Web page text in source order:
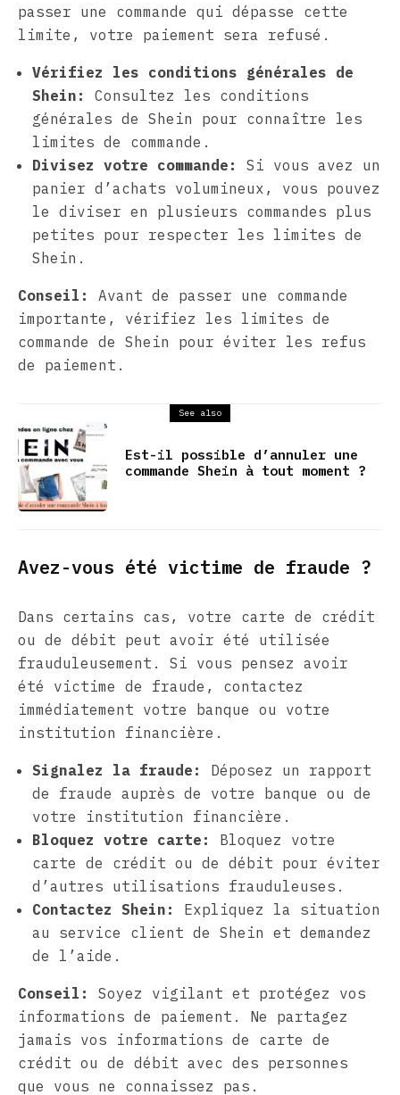
passer une commande qui dépasse cette
limite, votre paiement sera refusé.
Vérifiez les conditions générales de
Shein:
Consultez les conditions
générales de Shein pour connaître les
limites de commande.
Divisez votre commande:
Si vous avez un
panier d’achats volumineux, vous pouvez
le diviser en plusieurs commandes plus
petites pour respecter les limites de
Shein.
Conseil:
Avant de passer une commande
importante, vérifiez les limites de
commande de Shein pour éviter les refus
de paiement.
See also
Est-il possible d’annuler une
commande Shein à tout moment ?
Avez-vous été victime de fraude ?
Dans certains cas, votre carte de crédit
ou de débit peut avoir été utilisée
frauduleusement. Si vous pensez avoir
été victime de fraude, contactez
immédiatement votre banque ou votre
institution financière.
Signalez la fraude:
Déposez un rapport
de fraude auprès de votre banque ou de
votre institution financière.
Bloquez votre carte:
Bloquez votre
carte de crédit ou de débit pour éviter
d’autres utilisations frauduleuses.
Contactez Shein:
Expliquez la situation
au service client de Shein et demandez
de l’aide.
Conseil:
Soyez vigilant et protégez vos
informations de paiement. Ne partagez
jamais vos informations de carte de
crédit ou de débit avec des personnes
que vous ne connaissez pas.